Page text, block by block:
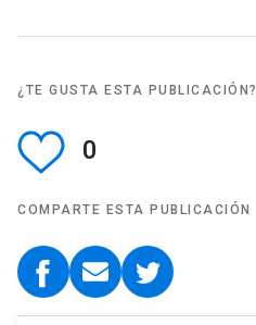
¿TE GUSTA ESTA PUBLICACIÓN?
0
COMPARTE ESTA PUBLICACIÓN